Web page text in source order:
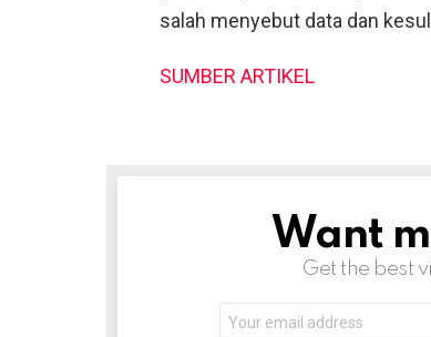
salah menyebut data dan
SUMBER ARTIKEL
NEWSLETTERWant
Get the best
address: